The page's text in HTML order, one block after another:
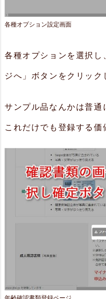
各種オプション設定画面
各種オプションを選択
ジへ」ボタンをクリック
サンプル品なんかは普通
これだけでも登録する価